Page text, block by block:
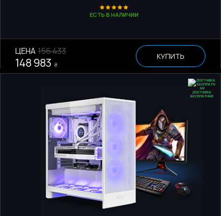
ЕСТЬ В НАЛИЧИИ
ЦЕНА 156 433
148 983 ₴
КУПИТЬ
ДОСТАВКА
БЕСПЛАТНАЯ